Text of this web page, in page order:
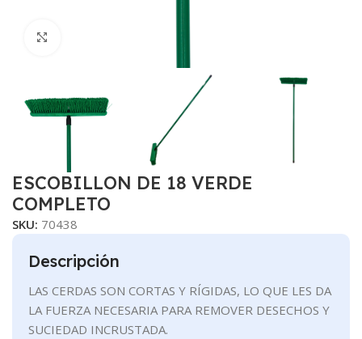
ESCOBILLON DE 18 VERDE
COMPLETO
SKU: 70438
Descripción
LAS CERDAS SON CORTAS Y RÍGIDAS, LO QUE LES DA
LA FUERZA NECESARIA PARA REMOVER DESECHOS Y
SUCIEDAD INCRUSTADA.